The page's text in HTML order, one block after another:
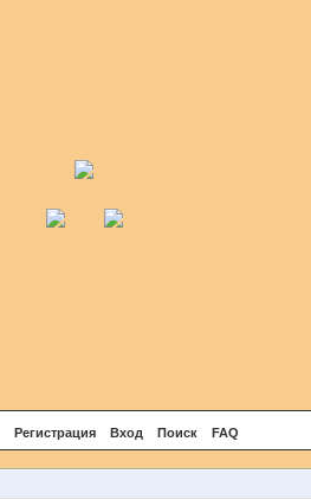
Регистрация Вход Поиск FAQ